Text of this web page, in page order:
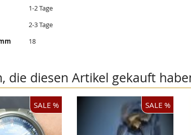
1-2 Tage
2-3 Tage
18
die diesen Artikel gekauft
SALE % SALE %